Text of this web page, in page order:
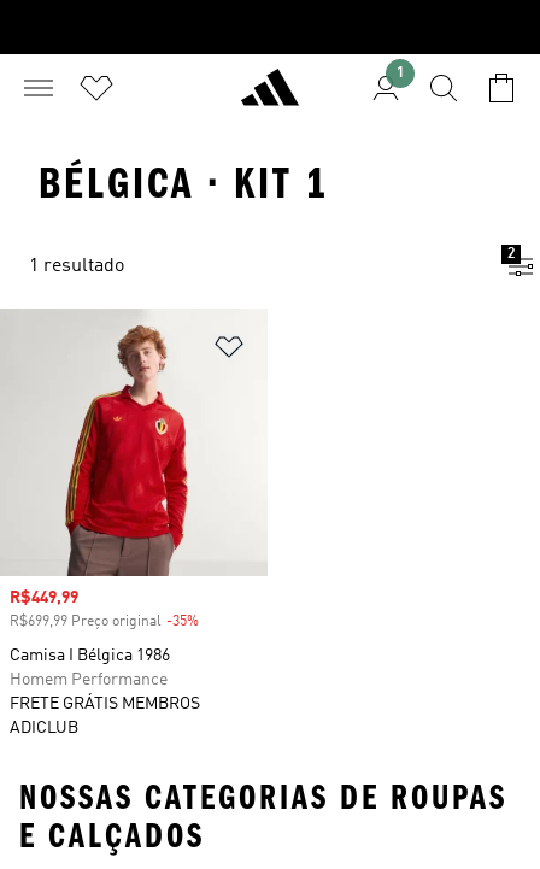
1
BÉLGICA · KIT 1
1 resultado
2
Preço com desconto
R$449,99
R$699,99 Preço original -35%
Camisa I Bélgica 1986
Homem Performance
FRETE GRÁTIS MEMBROS
ADICLUB
NOSSAS CATEGORIAS DE ROUPAS
E CALÇADOS